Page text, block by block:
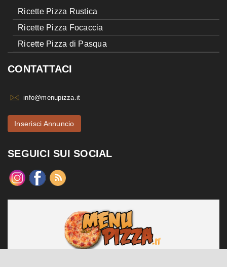
Ricette Pizza Rustica
Ricette Pizza Focaccia
Ricette Pizza di Pasqua
CONTATTACI
info@menupizza.it
Inserisci Annuncio
SEGUICI SUI SOCIAL